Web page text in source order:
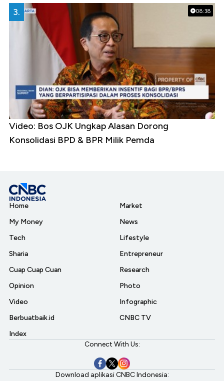
08:38
3.
Video: Bos OJK Ungkap Alasan Dorong
Konsolidasi BPD & BPR Milik Pemda
Home
My Money
Tech
Sharia
Cuap Cuap Cuan
Opinion
Video
Berbuatbaik.id
Index
Market
News
Lifestyle
Entrepreneur
Research
Photo
Infographic
CNBC TV
Connect With Us:
Download aplikasi CNBC Indonesia: